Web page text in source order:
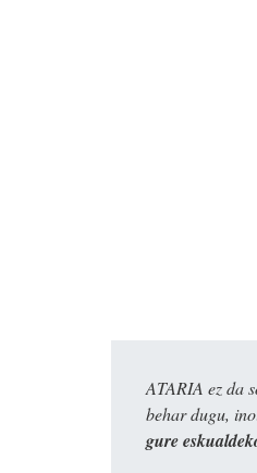
ATARIA ez da
behar dugu,
gure